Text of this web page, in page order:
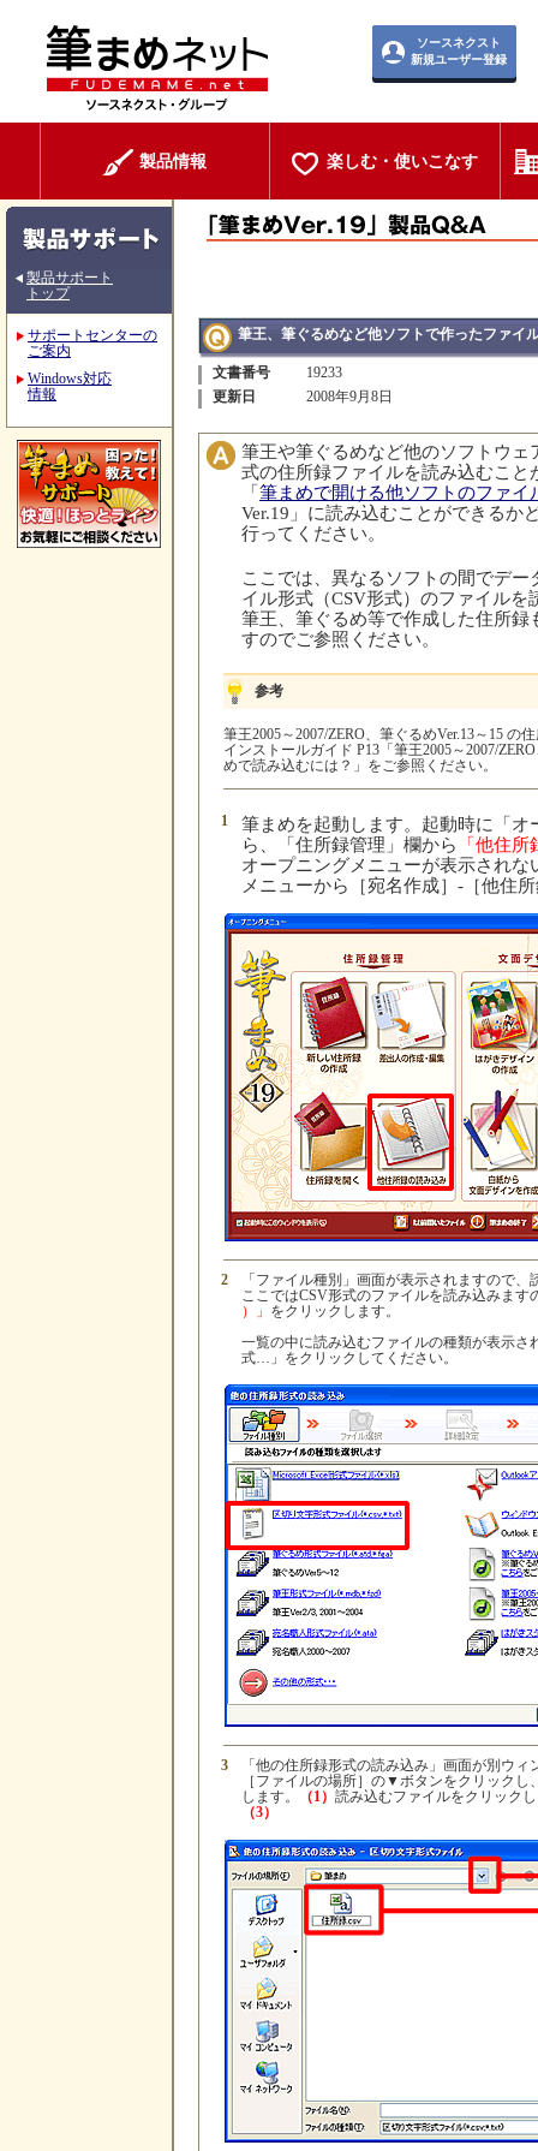
ソースネクスト
新規ユーザー登録
製品情報 楽しむ・使いこなす
製品サポート
トップ
サポートセンターの
ご案内
Windows対応
情報
筆王、筆ぐるめなど他ソフトで作ったファイ
文書番号
19233
更新日
2008年9月8日
筆王や筆ぐるめなど他のソフトウ
式の住所録ファイルを読み込むこと
「筆まめで開ける他ソフトのファイ
Ver.19」に読み込むことができるか
行ってください。
ここでは、異なるソフトの間でデ
イル形式（CSV形式）のファイル
筆王、筆ぐるめ等で作成した住所
すのでご参照ください。
参考
筆王2005～2007/ZERO、筆ぐるめVer.13～15
インストールガイド P13「筆王2005～2007/
めで読み込むには？」をご参照ください。
1
筆まめを起動します。起動時に「
ら、「住所録管理」欄から
「他住
オープニングメニューが表示され
メニューから［宛名作成］-［他住
2
「ファイル種別」画面が表示されますので
ここではCSV形式のファイルを読み込みます
）」 をクリックします。
一覧の中に読み込むファイルの種類が表示
式…」をクリックしてください。
3
「他の住所録形式の読み込み」画面が別ウ
［ファイルの場所］の▼ボタンをクリック
します。
（1） 読み込むファイルをクリックし
（3）